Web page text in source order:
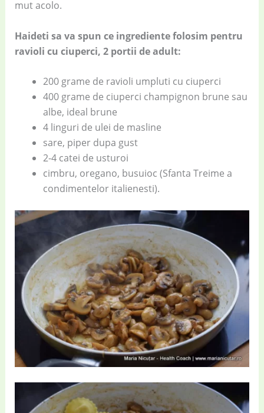
mut acolo.
Haideti sa va spun ce ingrediente folosim pentru
ravioli cu ciuperci, 2 portii de adult:
200 grame de ravioli umpluti cu ciuperci
400 grame de ciuperci champignon brune sau
albe, ideal brune
4 linguri de ulei de masline
sare, piper dupa gust
2-4 catei de usturoi
cimbru, oregano, busuioc (Sfanta Treime a
condimentelor italienesti).